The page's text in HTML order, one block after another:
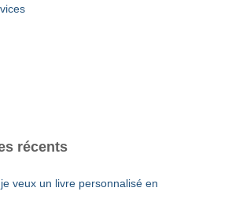
récents
je veux un livre personnalisé en